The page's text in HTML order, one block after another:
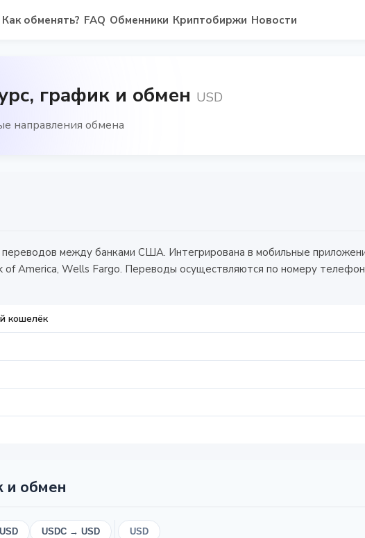
Как обменять? FAQ Обменники Криптобиржи Новости
график и обмен USD
направления обмена
между банками США. Интегрирована в мобильные
of America, Wells Fargo. Переводы осуществляются по номеру
кошелёк
и обмен
USDC → USD USD